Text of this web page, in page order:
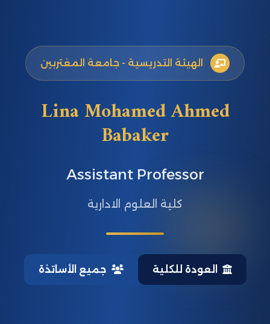
الهيئة التدريسية - جامعة المغتربين
Lina Mohamed Ahmed
Babaker
Assistant Professor
كلية العلوم الادارية
العودة للكلية جميع الأساتذة